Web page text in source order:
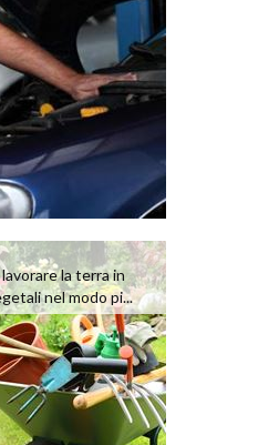
la terra in
nel modo pi...